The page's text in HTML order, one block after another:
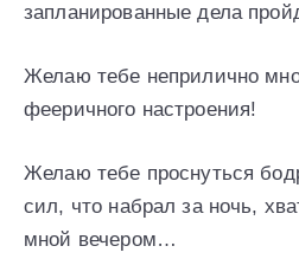
запланированные дела
Желаю тебе неприлично
фееричного настроения!
Желаю тебе проснуться
сил, что набрал за ночь,
мной вечером…